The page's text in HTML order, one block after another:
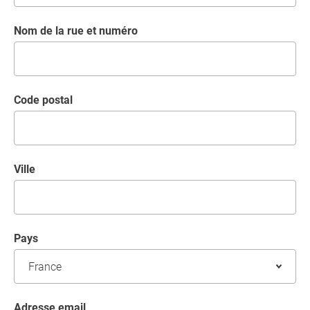
Nom de la rue et numéro
code postal
Ville
Pays